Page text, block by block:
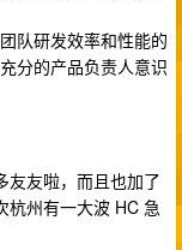
队研发效率和性能的
分的产品负责人意识
友友啦，而且也加了
杭州有一大波 HC 急